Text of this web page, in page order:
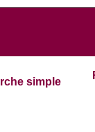
simple